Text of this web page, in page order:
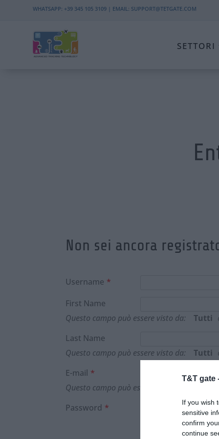
T&T gate
If you wish
sensitive
confirm
continue
WHATSAPP: +39 345 105 3109 | EMAIL: SUPPORT@TETGATE.COM
SETTORI
Non sei ancora
Username *
First Name
Questo campo può essere visto da:
Tutti
Last Name
Questo campo può essere visto da:
Tutti
E-mail *
Questo campo può essere visto da:
Password *
Lunghezza minima di 8
La password deve avere